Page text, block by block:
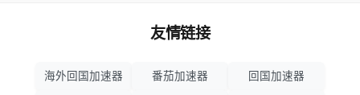
友情链接
海外回国加速器 番茄加速器 回国加速器